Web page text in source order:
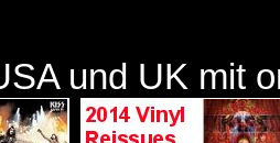
und UK mit